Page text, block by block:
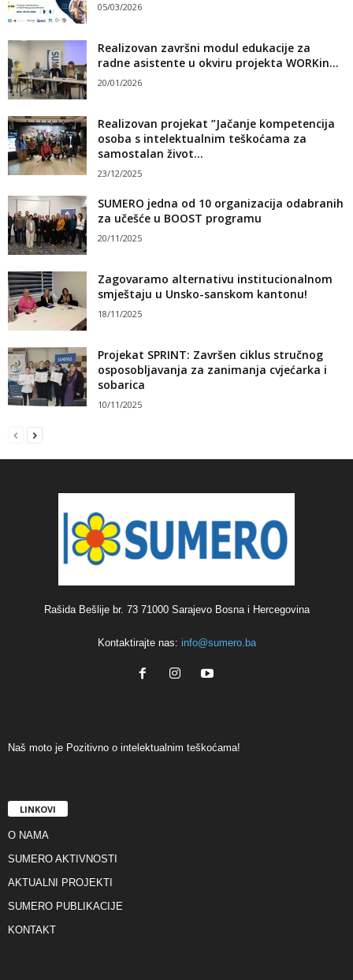
05/03/2026
Realizovan završni modul edukacije za
radne asistente u okviru projekta WORKin...
20/01/2026
Realizovan projekat ”Jačanje kompetencija
osoba s intelektualnim teškoćama za
samostalan život...
23/12/2025
SUMERO jedna od 10 organizacija odabranih
za učešće u BOOST programu
20/11/2025
Zagovaramo alternativu institucionalnom
smještaju u Unsko-sanskom kantonu!
18/11/2025
Projekat SPRINT: Završen ciklus stručnog
osposobljavanja za zanimanja cvjećarka i
sobarica
10/11/2025
Rašida Bešlije br. 73 71000 Sarajevo Bosna i Hercegovina
Kontaktirajte nas: info@sumero.ba
Naš moto je Pozitivno o intelektualnim teškoćama!
LINKOVI
O NAMA
SUMERO AKTIVNOSTI
AKTUALNI PROJEKTI
SUMERO PUBLIKACIJE
KONTAKT